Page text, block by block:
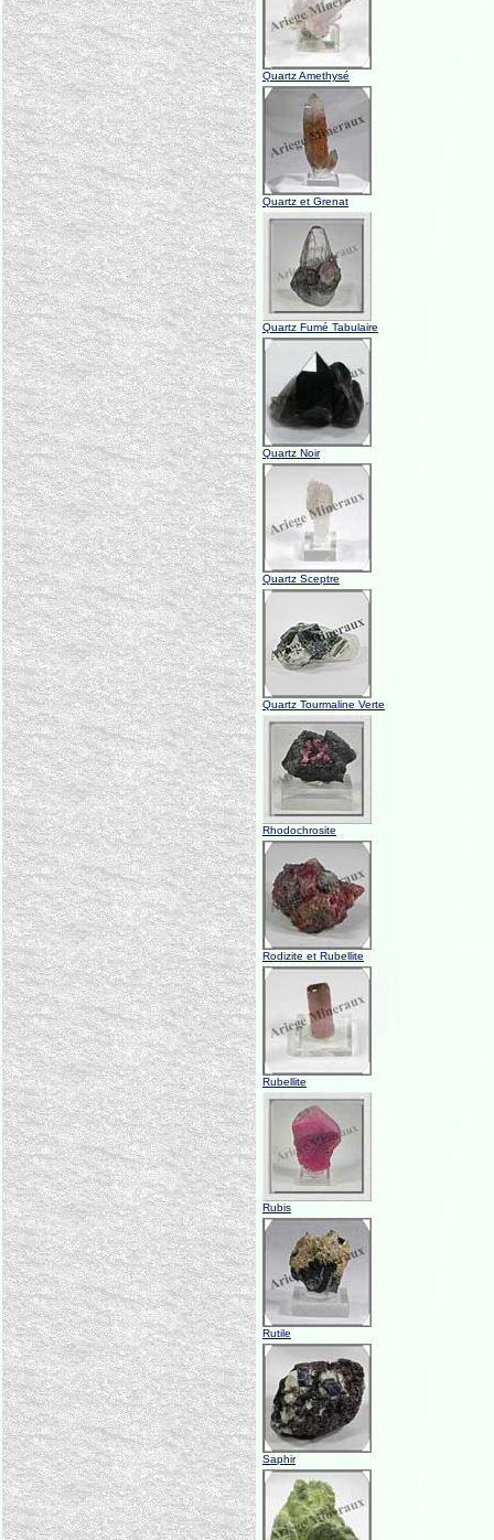
Quartz Amethysé
Quartz et Grenat
Quartz Fumé Tabulaire
Quartz Noir
Quartz Sceptre
Quartz Tourmaline Verte
Rhodochrosite
Rodizite et Rubellite
Rubellite
Rubis
Rutile
Saphir